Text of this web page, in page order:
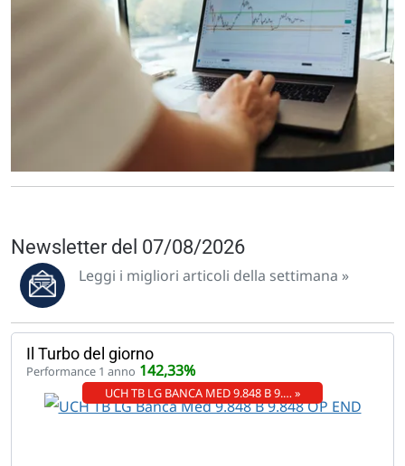
Newsletter del 07/08/2026
Leggi i migliori articoli della settimana »
Il Turbo del giorno
Performance 1 anno 142,33%
UCH TB LG BANCA MED 9.848 B 9.… »